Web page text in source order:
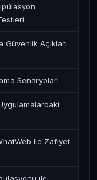
Güvenlik Açıkları
Senaryoları
ile Zafiyet